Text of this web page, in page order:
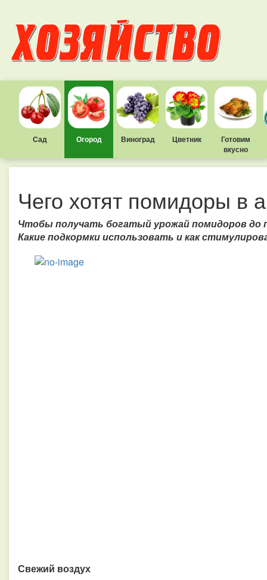
Сад Огород Виноград Цветник
Готовим
вкусно
Чего хотят помидоры в
Чтобы получать богатый урожай помидоров до
Какие подкормки использовать и как
Свежий воздух